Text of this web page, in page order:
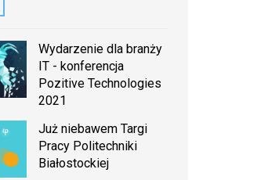
Wydarzenie dla branży
IT - konferencja
Pozitive Technologies
2021
Już niebawem Targi
Pracy Politechniki
Białostockiej